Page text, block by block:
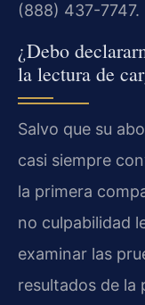
(888) 437-7747.
¿Debo
la lectura de
Salvo que su
casi siempre
la primera
no culpabilidad
examinar las
resultados de la